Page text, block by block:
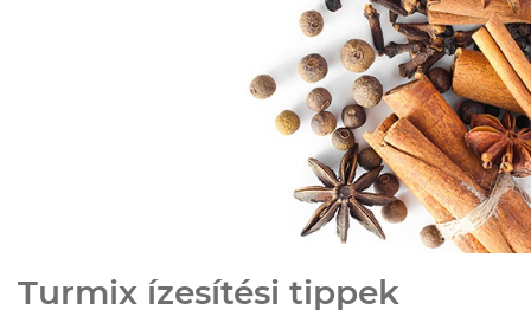
Turmix ízesítési tippek